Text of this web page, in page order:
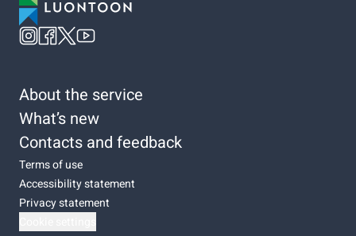
About the service
What’s new
Contacts and feedback
Terms of use
Accessibility statement
Privacy statement